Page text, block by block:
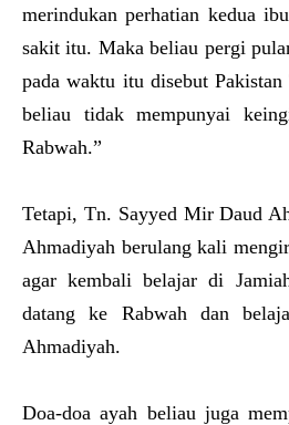
merindukan perhatian kedua
sakit itu. Maka beliau pergi
pada waktu itu disebut
beliau tidak mempunyai
Rabwah.”
Tetapi, Tn. Sayyed Mir Daud
Ahmadiyah berulang kali
agar kembali belajar di
datang ke Rabwah dan
Ahmadiyah.
Doa-doa ayah beliau juga